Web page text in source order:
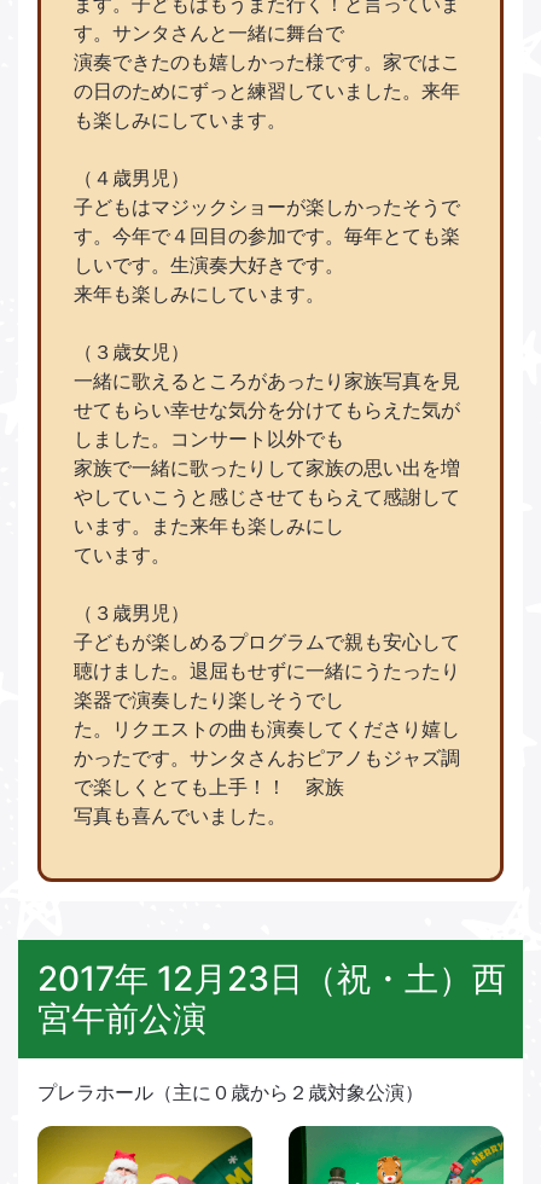
す。サンタさんと一緒に舞台で
演奏できたのも嬉しかった様です。家ではこ
の日のためにずっと練習していました。来年
も楽しみにしています。
（４歳男児）
子どもはマジックショーが楽しかったそうで
す。今年で４回目の参加です。毎年とても楽
しいです。生演奏大好きです。
来年も楽しみにしています。
（３歳女児）
一緒に歌えるところがあったり家族写真を見
せてもらい幸せな気分を分けてもらえた気が
しました。コンサート以外でも
家族で一緒に歌ったりして家族の思い出を増
やしていこうと感じさせてもらえて感謝して
います。また来年も楽しみにし
ています。
（３歳男児）
子どもが楽しめるプログラムで親も安心して
聴けました。退屈もせずに一緒にうたったり
楽器で演奏したり楽しそうでし
た。リクエストの曲も演奏してくださり嬉し
かったです。サンタさんおピアノもジャズ調
で楽しくとても上手！！ 家族
写真も喜んでいました。
2017年 12月23日（祝・土）西
宮午前公演
プレラホール（主に０歳から２歳対象公演）